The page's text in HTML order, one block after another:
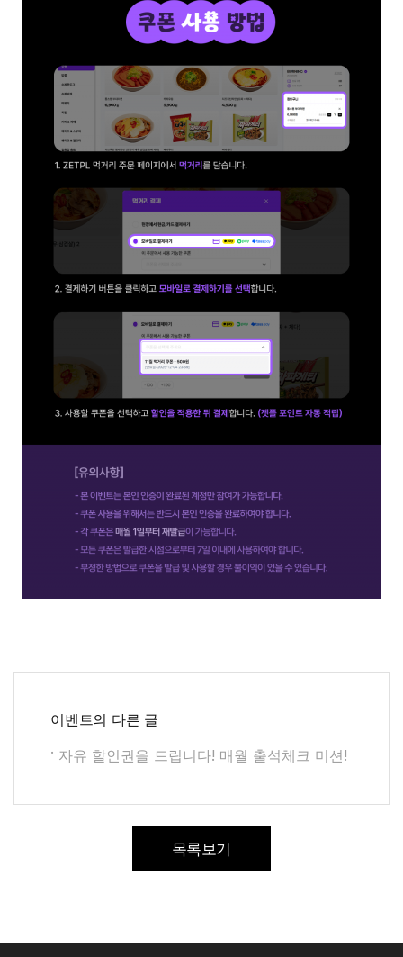
이벤트의 다른 글
자유 할인권을 드립니다! 매월 출석체크 미션!
목록보기